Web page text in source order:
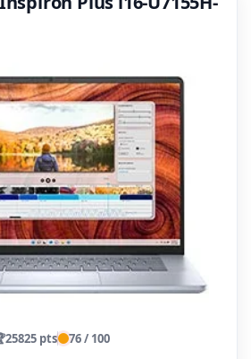
25825 pts 76 / 100